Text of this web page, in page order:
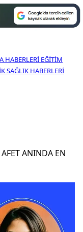
HABERLERI EĞITIM
SAĞLIK HABERLERI
AFET ANINDA EN